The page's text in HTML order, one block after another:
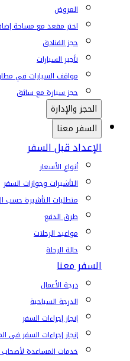
العروض
اختر مقعد مع مساحة
حجز الفنادق
تأجير السيارات
مواقف السيارات في
حجز سيارة مع سائق
الحجز والإدارة
السفر معنا
الإعداد قبل السفر
أنواع الأسعار
التأشيرات وجوازات السفر
متطلبات التأشيرة حسب
طرق الدفع
مواعيد الرحلات
حالة الرحلة
السفر معنا
درجة الأعمال
الدرجة السياحية
إنجاز إجراءات السفر
إنجاز إجراءات السفر في
خدمات المساعدة